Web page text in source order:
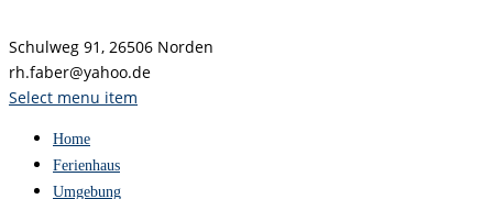
Schulweg 91, 26506 Norden
rh.faber@yahoo.de
Select menu item
Home
Ferienhaus
Umgebung